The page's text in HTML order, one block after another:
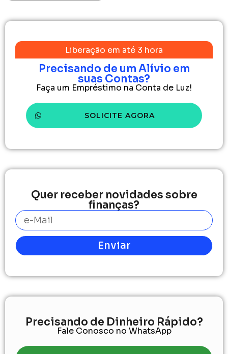
Liberação em até 3 hora
Precisando de um Alívio em
suas Contas?
Faça um Empréstimo na Conta de Luz!
SOLICITE AGORA
Quer receber novidades sobre
finanças?
Enviar
Precisando de Dinheiro Rápido?
Fale Conosco no WhatsApp